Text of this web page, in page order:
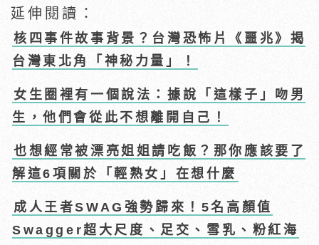
延伸閱讀：
核四事件故事背景？台灣恐怖片《噩兆》揭
台灣東北角「神秘力量」！
女生圈裡有一個說法：據說「這樣子」吻男
生，他們會從此不想離開自己！
也想經常被漂亮姐姐請吃飯？那你應該要了
解這6項關於「輕熟女」在想什麼
成人王者SWAG強勢歸來！5名高顏值
Swagger超大尺度、足交、雪乳、粉紅海